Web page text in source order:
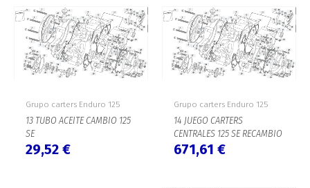
Grupo carters Enduro 125
13 TUBO ACEITE CAMBIO 125
SE
29,52 €
Grupo carters Enduro 125
14 JUEGO CARTERS
CENTRALES 125 SE RECAMBIO
671,61 €